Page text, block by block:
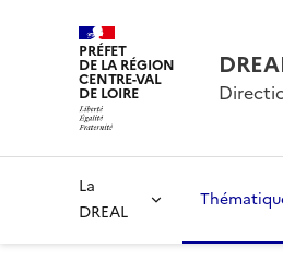
PRÉFET
DE LA RÉGION
CENTRE-VAL
DE LOIRE
La
DREAL